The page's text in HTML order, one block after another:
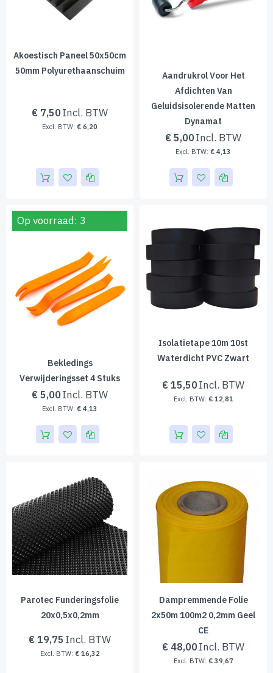
Akoestisch Paneel 50x50cm
50mm Polyurethaanschuim
€ 7,50
€ 6,20
Aandrukrol Voor Het
Afdichten Van
Geluidsisolerende Matten
Dynamat
€ 5,00
€ 4,13
Op voorraad: 3
Bekledings
Verwijderingsset 4 Stuks
€ 5,00
€ 4,13
Isolatietape 10m 10st
Waterdicht PVC Zwart
€ 15,50
€ 12,81
Parotec Funderingsfolie
20x0,5x0,2mm
€ 19,75
€ 16,32
Dampremmende Folie
2x50m 100m2 0,2mm Geel
CE
€ 48,00
€ 39,67